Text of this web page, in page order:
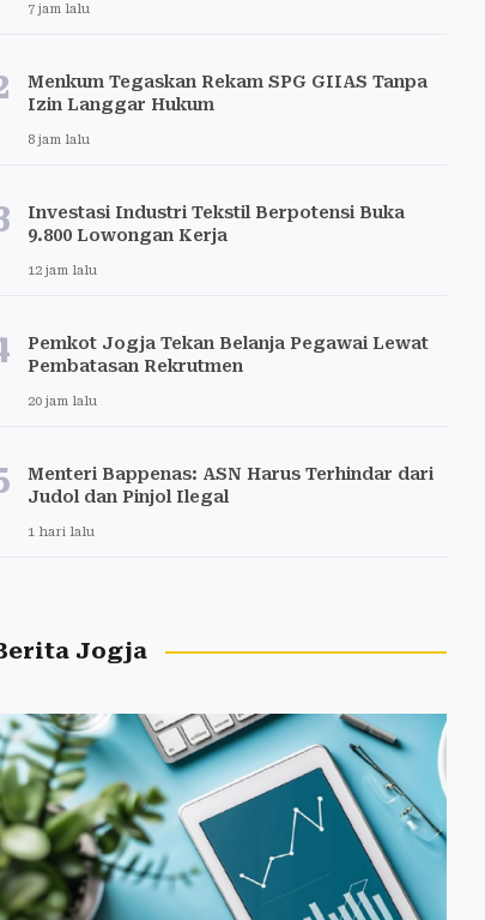
7 jam lalu
Menkum Tegaskan Rekam SPG GIIAS Tanpa
Izin Langgar Hukum
8 jam lalu
Investasi Industri Tekstil Berpotensi Buka
9.800 Lowongan Kerja
12 jam lalu
Pemkot Jogja Tekan Belanja Pegawai Lewat
Pembatasan Rekrutmen
20 jam lalu
Menteri Bappenas: ASN Harus Terhindar dari
Judol dan Pinjol Ilegal
1 hari lalu
Jogja